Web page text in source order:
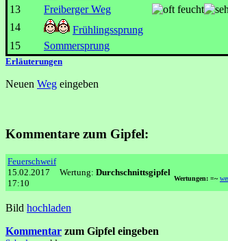
13
Freiberger Weg
14 Frühlingssprung
15
Sommersprung
Erläuterungen
Neuen Weg eingeben
Kommentare zum Gipfel:
Feuerschweif
15.02.2017
17:10
Wertung: Durchschnittsgipfel
Wertungen: =~
Bild hochladen
Kommentar zum Gipfel eingeben